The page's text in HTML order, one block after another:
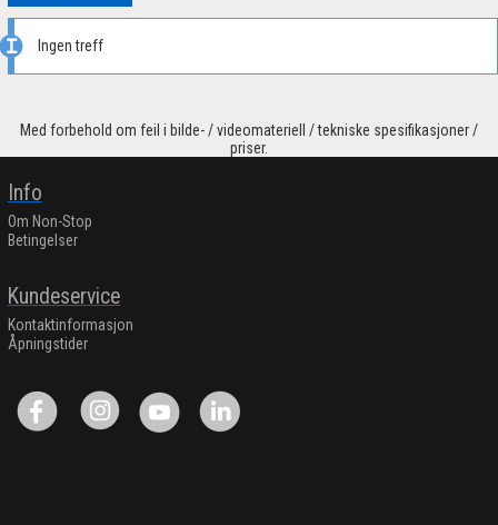
Ingen treff
Med forbehold om feil i bilde- / videomateriell / tekniske spesifikasjoner /
priser.
Info
Om Non-Stop
Betingelser
Kundeservice
Kontaktinformasjon
Åpningstider